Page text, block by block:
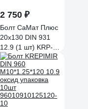
2 750 ₽
Болт СаМат Плюс
20х130 DIN 931
12.9 (1 шт) KRP-
2698